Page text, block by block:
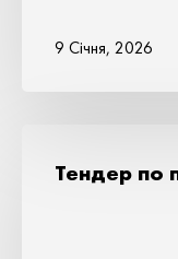
9 Січня, 2026
Тендер по